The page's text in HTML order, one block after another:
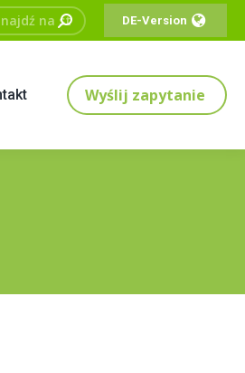
DE-Version
Wyślij zapytanie